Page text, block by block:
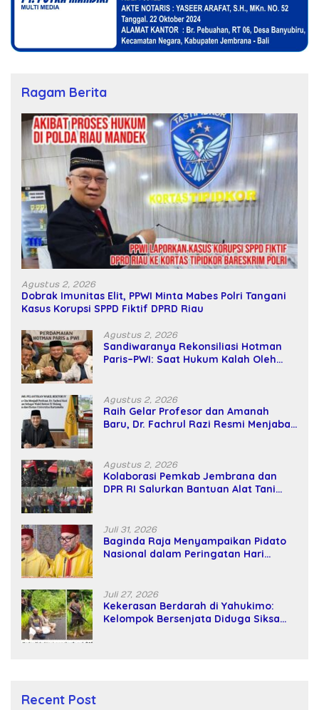
Ragam Berita
Agustus 2, 2026
Dobrak Imunitas Elit, PPWI Minta Mabes Polri Tangani
Kasus Korupsi SPPD Fiktif DPRD Riau
Agustus 2, 2026
Sandiwaranya Rekonsiliasi Hotman
Paris–PWI: Saat Hukum Kalah Oleh
Agustus 2, 2026
Raih Gelar Profesor dan Amanah
Baru, Dr. Fachrul Razi Resmi Menjabat
Agustus 2, 2026
Kolaborasi Pemkab Jembrana dan
DPR RI Salurkan Bantuan Alat Tani
Juli 31, 2026
Baginda Raja Menyampaikan Pidato
Nasional dalam Peringatan Hari
Juli 27, 2026
Kekerasan Berdarah di Yahukimo:
Kelompok Bersenjata Diduga Siksa
Recent Post